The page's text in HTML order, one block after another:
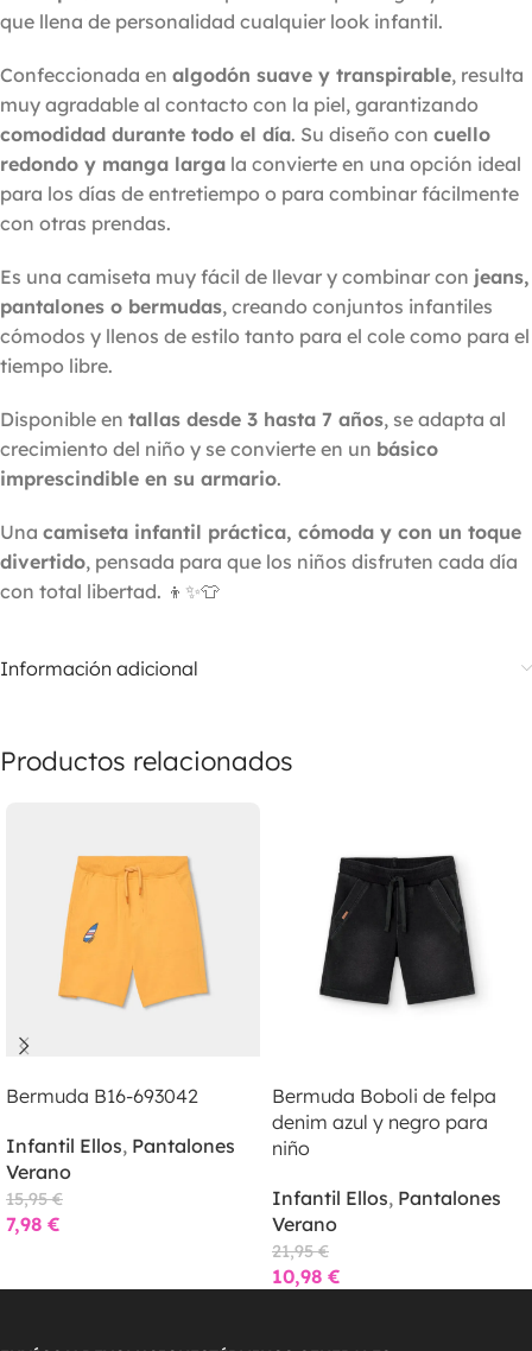
que llena de personalidad cualquier look infantil.
Confeccionada en algodón suave y transpirable, resulta
muy agradable al contacto con la piel, garantizando
comodidad durante todo el día. Su diseño con cuello
redondo y manga larga la convierte en una opción ideal
para los días de entretiempo o para combinar fácilmente
con otras prendas.
Es una camiseta muy fácil de llevar y combinar con jeans,
pantalones o bermudas, creando conjuntos infantiles
cómodos y llenos de estilo tanto para el cole como para el
tiempo libre.
Disponible en tallas desde 3 hasta 7 años, se adapta al
crecimiento del niño y se convierte en un básico
imprescindible en su armario.
Una camiseta infantil práctica, cómoda y con un toque
divertido, pensada para que los niños disfruten cada día
con total libertad. 👦✨👕
Información adicional
Productos relacionados
Bermuda B16-693042
Infantil Ellos, Pantalones
Verano
15,95€
7,98 €
Bermuda Boboli de felpa
denim azul y negro para
niño
Infantil Ellos, Pantalones
Verano
21,95€
10,98 €